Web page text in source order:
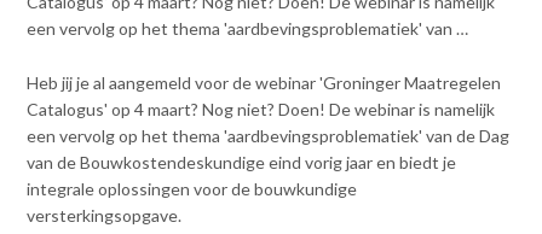
p
t
m
a
i
n
c
o
een vervolg op het thema 'aardbevingsproblematiek' van …
Heb jij je al aangemeld voor de webinar 'Groninger Maatregelen
Catalogus' op 4 maart? Nog niet? Doen! De webinar is namelijk
een vervolg op het thema 'aardbevingsproblematiek' van de Dag
van de Bouwkostendeskundige eind vorig jaar en biedt je
integrale oplossingen voor de bouwkundige
versterkingsopgave.
Nieuwsarchief
Verenigingsdocumenten
Columns Bernd Karstenberg
Partners
Actualiteit